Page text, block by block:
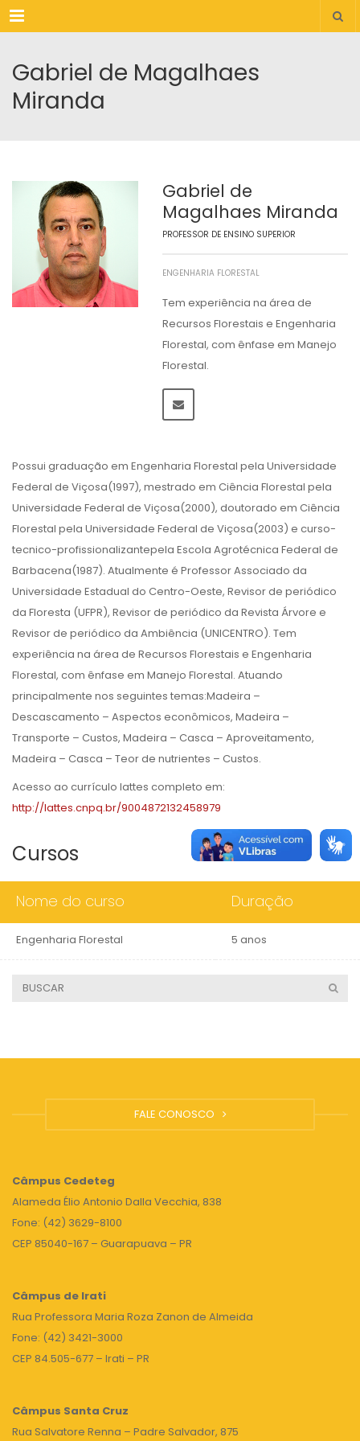
Menu
Gabriel de Magalhaes
Miranda
Gabriel de
Magalhaes Miranda
PROFESSOR DE ENSINO SUPERIOR
ENGENHARIA FLORESTAL
Tem experiência na área de
Recursos Florestais e Engenharia
Florestal, com ênfase em Manejo
Florestal.
Possui graduação em Engenharia Florestal pela Universidade
Federal de Viçosa(1997), mestrado em Ciência Florestal pela
Universidade Federal de Viçosa(2000), doutorado em Ciência
Florestal pela Universidade Federal de Viçosa(2003) e curso-
tecnico-profissionalizantepela Escola Agrotécnica Federal de
Barbacena(1987). Atualmente é Professor Associado da
Universidade Estadual do Centro-Oeste, Revisor de periódico
da Floresta (UFPR), Revisor de periódico da Revista Árvore e
Revisor de periódico da Ambiência (UNICENTRO). Tem
experiência na área de Recursos Florestais e Engenharia
Florestal, com ênfase em Manejo Florestal. Atuando
principalmente nos seguintes temas:Madeira –
Descascamento – Aspectos econômicos, Madeira –
Transporte – Custos, Madeira – Casca – Aproveitamento,
Madeira – Casca – Teor de nutrientes – Custos.
Acesso ao currículo lattes completo em:
http://lattes.cnpq.br/9004872132458979
Cursos
Nome do curso Duração
Engenharia Florestal 5 anos
FALE CONOSCO
Câmpus Cedeteg
Alameda Élio Antonio Dalla Vecchia, 838
Fone: (42) 3629-8100
CEP 85040-167 – Guarapuava – PR
Câmpus de Irati
Rua Professora Maria Roza Zanon de Almeida
Fone: (42) 3421-3000
CEP 84.505-677 – Irati – PR
Câmpus Santa Cruz
Rua Salvatore Renna – Padre Salvador, 875